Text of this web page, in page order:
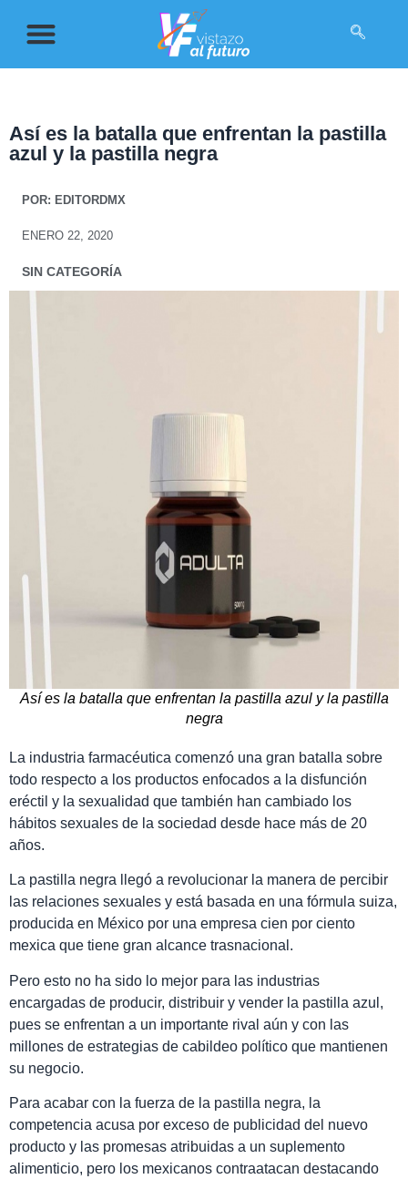
Así es la batalla que enfrentan la pastilla
azul y la pastilla negra
POR: EDITORDMX
ENERO 22, 2020
SIN CATEGORÍA
Así es la batalla que enfrentan la pastilla azul y la pastilla
negra
La industria farmacéutica comenzó una gran batalla sobre
todo respecto a los productos enfocados a la disfunción
eréctil y la sexualidad que también han cambiado los
hábitos sexuales de la sociedad desde hace más de 20
años.
La pastilla negra llegó a revolucionar la manera de percibir
las relaciones sexuales y está basada en una fórmula suiza,
producida en México por una empresa cien por ciento
mexica que tiene gran alcance trasnacional.
Pero esto no ha sido lo mejor para las industrias
encargadas de producir, distribuir y vender la pastilla azul,
pues se enfrentan a un importante rival aún y con las
millones de estrategias de cabildeo político que mantienen
su negocio.
Para acabar con la fuerza de la pastilla negra, la
competencia acusa por exceso de publicidad del nuevo
producto y las promesas atribuidas a un suplemento
alimenticio, pero los mexicanos contraatacan destacando